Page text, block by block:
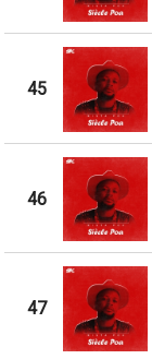
45
46
47